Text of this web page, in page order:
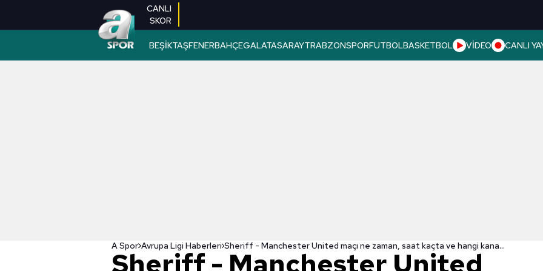
CANLI
SKOR
BEŞİKTAŞFENERBAHÇEGALATASARAYTRABZONSPORFUTBOLBASKETBOL VİDEO CANLI
A Spor Avrupa Ligi Haberleri Sheriff - Manchester United maçı ne zaman, saat kaçta ve hangi kanalda canlı yayınlanacak?
Sheriff - Manchester United